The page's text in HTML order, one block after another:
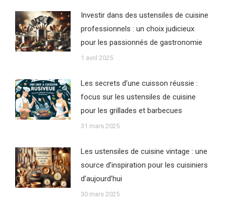
Investir dans des ustensiles de cuisine
professionnels : un choix judicieux
pour les passionnés de gastronomie
1 avril 2025
Les secrets d’une cuisson réussie :
focus sur les ustensiles de cuisine
pour les grillades et barbecues
31 mars 2025
Les ustensiles de cuisine vintage : une
source d’inspiration pour les cuisiniers
d’aujourd’hui
30 mars 2025